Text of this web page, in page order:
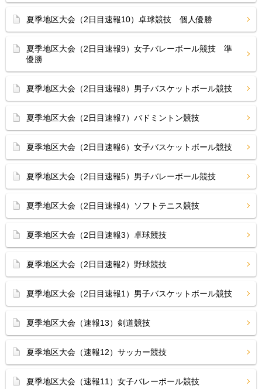
夏季地区大会（2日目速報10）卓球競技 個人優勝
夏季地区大会（2日目速報9）女子バレーボール競技 準
優勝
夏季地区大会（2日目速報8）男子バスケットボール競技
夏季地区大会（2日目速報7）バドミントン競技
夏季地区大会（2日目速報6）女子バスケットボール競技
夏季地区大会（2日目速報5）男子バレーボール競技
夏季地区大会（2日目速報4）ソフトテニス競技
夏季地区大会（2日目速報3）卓球競技
夏季地区大会（2日目速報2）野球競技
夏季地区大会（2日目速報1）男子バスケットボール競技
夏季地区大会（速報13）剣道競技
夏季地区大会（速報12）サッカー競技
夏季地区大会（速報11）女子バレーボール競技